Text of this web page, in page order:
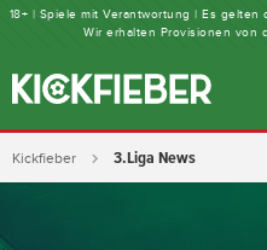
18+ | Spiele mit Verantwortung | Es
Wir erhalten Provisionen von
Kickfieber 3.Liga News